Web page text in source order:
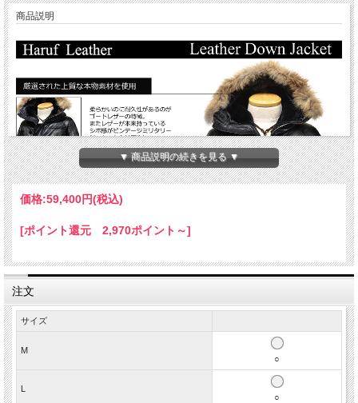
商品説明
ミリタリージャケットの定番N3Bがゴートレザー仕様で
▼ 商品説明の続きを見る ▼
価格:59,400円(税込)
[ポイント還元 2,970ポイント～]
注文
サイズ
M
○
L
○